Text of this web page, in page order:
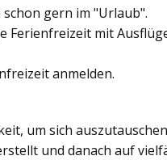
gern im "Urlaub".
Ferienfreizeit mit
anmelden.
um sich
und danach auf